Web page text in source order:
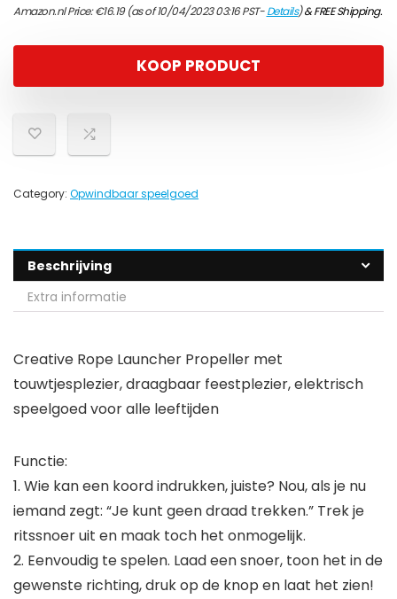
Amazon.nl Price:€16.19(as of 10/04/2023 03:16 PST-Details)&FREE Shipping.
KOOP PRODUCT
Category: Opwindbaar speelgoed
Beschrijving
Extra informatie
Creative Rope Launcher Propeller met
touwtjesplezier, draagbaar feestplezier, elektrisch
speelgoed voor alle leeftijden
Functie:
1. Wie kan een koord indrukken, juiste? Nou, als je nu
iemand zegt: “Je kunt geen draad trekken.” Trek je
ritssnoer uit en maak toch het onmogelijk.
2. Eenvoudig te spelen. Laad een snoer, toon het in de
gewenste richting, druk op de knop en laat het zien!